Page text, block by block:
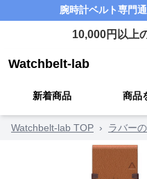
腕時計ベルト専門
10,000円以上
Watchbelt-lab
新着商品 商品
Watchbelt-lab TOP › ラバー